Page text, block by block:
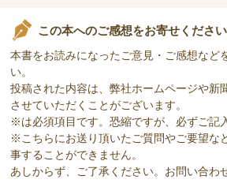
この本へのご感想をお寄せください
本書をお読みになったご意見・ご感想など
い。
投稿された内容は、弊社ホームページや新
させていただくことがございます。
※は必須項目です。恐縮ですが、必ずご記
※こちらにお送り頂いたご質問やご要望な
事することができません。
あしからず、ご了承ください。お問い合わ